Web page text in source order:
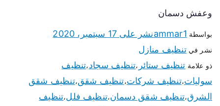
وعفش دسمان
بواسطة ammar1نشر على 17 سبتمبر، 2020
نشر فيتنظيف منازل
ذو علامة تنظيف ستائر ،تنظيف سجاد،تنظيف
سوليات،تنظيف شركات،تنظيف شقق،تنظيف شقق
الشرق،تنظيف شقق دسمان،تنظيف فلل،تنظيف